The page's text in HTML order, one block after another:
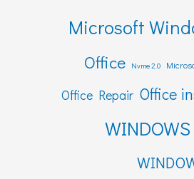
Microsoft
Nvme 2.0
Office
Office
Office Repair
WINDOWS